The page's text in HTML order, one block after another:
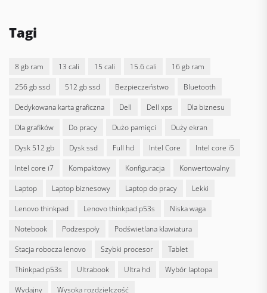
Tagi
8 gb ram 13 cali 15 cali 15.6 cali
16 gb ram
256 gb ssd
512 gb ssd bezpieczeństwo
bluetooth
dedykowana karta graficzna
Dell dell xps
dla biznesu
dla grafików
do pracy dużo pamięci
duży ekran
dysk 512 gb
dysk ssd full hd Intel Core
intel core i5
intel core i7
kompaktowy konfiguracja
konwertowalny
laptop
laptop biznesowy laptop do pracy
lekki
lenovo thinkpad
lenovo thinkpad p53s
niska waga
notebook
podzespoły
podświetlana klawiatura
stacja robocza lenovo
szybki procesor
tablet
thinkpad p53s
ultrabook ultra hd
wybór laptopa
wydajny
wysoka rozdzielczość